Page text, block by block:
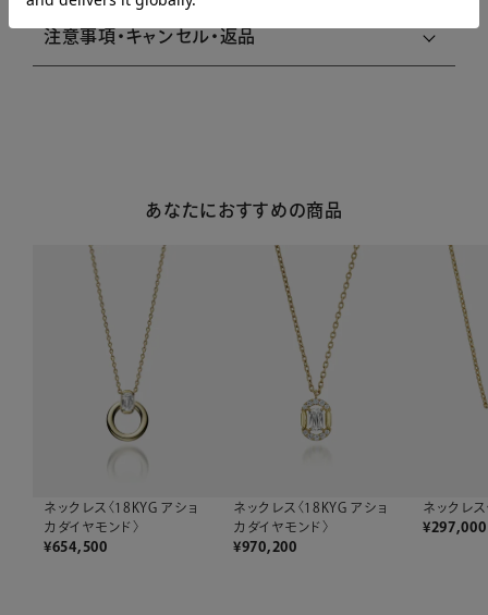
注意事項・キャンセル・返品
あなたにおすすめの商品
ネックレス〈18KYG アショ
カダイヤモンド〉
¥654,500
ネックレス〈18KYG アショ
カダイヤモンド〉
¥970,200
ネックレス
¥297,000